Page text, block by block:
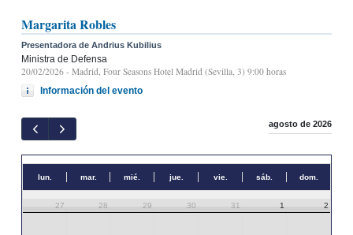
Margarita Robles
Presentadora de Andrius Kubilius
Ministra de Defensa
20/02/2026 - Madrid, Four Seasons Hotel Madrid (Sevilla, 3) 9:00 horas
Información del evento
agosto de 2026
lun. mar. mié. jue. vie. sáb. dom.
27 28 29 30 31 1 2